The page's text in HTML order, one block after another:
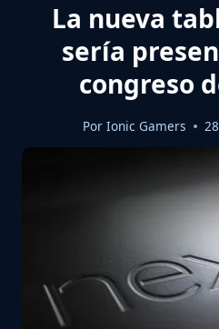
La nueva
sería
congreso
Por Ionic Gamers